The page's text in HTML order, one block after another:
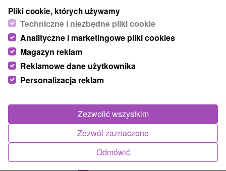
Zdjęcia od klientów+5
Pliki cookie, których używamy
Techniczne i niezbędne pliki cookie
Analityczne i marketingowe pliki cookies
Magazyn reklam
Reklamowe dane użytkownika
Personalizacja reklam
Odmówić
Zezwól zaznaczone
Zezwolić wszystkim